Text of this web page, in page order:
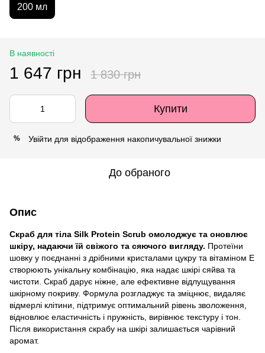
200 мл
В наявності
1 647 грн 1 830 грн
Купити
% Увійти для відображення накопичувальної знижки
До обраного
Опис
Скраб для тіла Silk Protein Scrub омолоджує та оновлює
шкіру, надаючи їй свіжого та сяючого вигляду. Протеїни
шовку у поєднанні з дрібними кристалами цукру та вітаміном Е
створюють унікальну комбінацію, яка надає шкірі сяйва та
чистоти. Скраб дарує ніжне, але ефективне відлущування
шкірному покриву. Формула розгладжує та зміцнює, видаляє
відмерлі клітини, підтримує оптимальний рівень зволоження,
відновлює еластичність і пружність, вирівнює текстуру і тон.
Після використання скрабу на шкірі залишається чарівний
аромат.